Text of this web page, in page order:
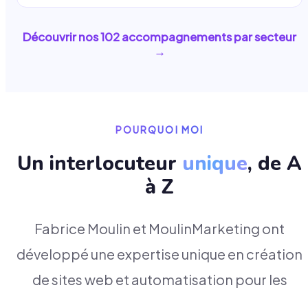
Découvrir nos102accompagnements par secteur
→
POURQUOI MOI
Un interlocuteur unique, de A
à Z
Fabrice Moulin et MoulinMarketing ont
développé une expertise unique en création
de sites web et automatisation pour les